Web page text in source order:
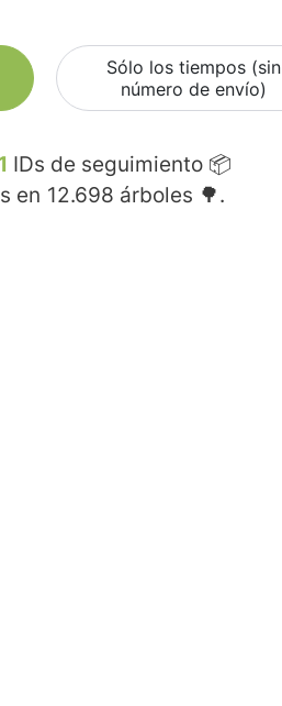
Sólo los tiempos (sin
número de envío)
IDs de seguimiento 📦
en 12.698 árboles 🌳.